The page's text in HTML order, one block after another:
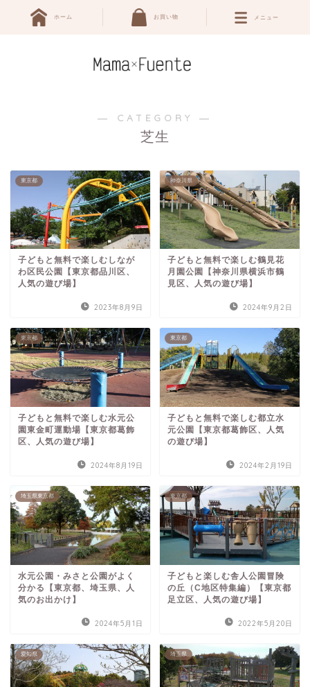
メニュー
ホーム お買い物
― CATEGORY ―
芝生
東京都
子どもと無料で楽しむしなが
わ区民公園【東京都品川区、
人気の遊び場】
2023年8月9日
神奈川県
子どもと無料で楽しむ鶴見花
月園公園【神奈川県横浜市鶴
見区、人気の遊び場】
2024年9月2日
東京都
子どもと無料で楽しむ水元公
園東金町運動場【東京都葛飾
区、人気の遊び場】
2024年8月19日
東京都
子どもと無料で楽しむ都立水
元公園【東京都葛飾区、人気
の遊び場】
2024年2月19日
埼玉県東京都
水元公園・みさと公園がよく
分かる【東京都、埼玉県、人
気のお出かけ】
2024年5月1日
東京都
子どもと楽しむ舎人公園冒険
の丘（C地区特集編）【東京都
足立区、人気の遊び場】
2022年5月20日
愛知県 埼玉県